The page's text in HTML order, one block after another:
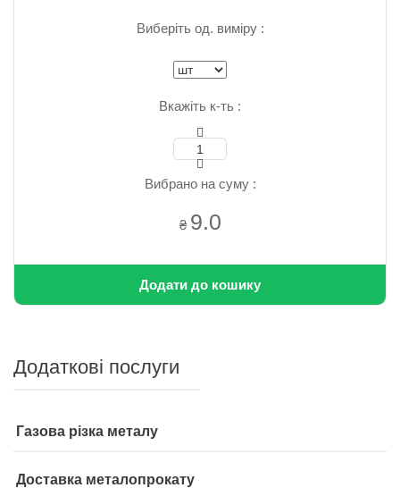
Виберіть од. виміру :
Вкажіть к-ть :
Вибрано на суму :
₴ 9.0
Додати до кошику
Додаткові послуги
Газова різка металу
Доставка металопрокату